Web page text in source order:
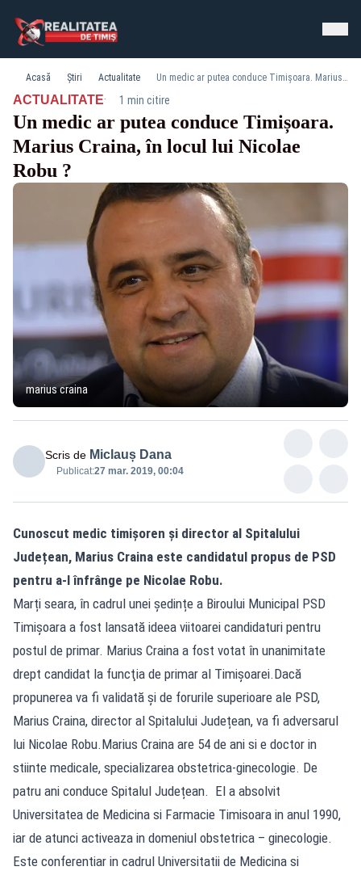
Acasă Știri Actualitate Un medic ar putea conduce Timișoara. Marius Craina, în locul lui Nicolae Robu ?
ACTUALITATE· 1 min citire
Un medic ar putea conduce Timișoara.
Marius Craina, în locul lui Nicolae
Robu ?
marius craina
Scris de Miclauș Dana
Publicat:27 mar. 2019, 00:04
Cunoscut medic timișoren și director al Spitalului
Județean, Marius Craina este candidatul propus de PSD
pentru a-l înfrânge pe Nicolae Robu.
Marți seara, în cadrul unei ședințe a Biroului Municipal PSD
Timișoara a fost lansată ideea viitoarei candidaturi pentru
postul de primar. Marius Craina a fost votat în unanimitate
drept candidat la funcţia de primar al Timișoarei.Dacă
propunerea va fi validată și de forurile superioare ale PSD,
Marius Craina, director al Spitalului Județean, va fi adversarul
lui Nicolae Robu.Marius Craina are 54 de ani si e doctor in
stiinte medicale, specializarea obstetrica-ginecologie. De
patru ani conduce Spitalul Județean. El a absolvit
Universitatea de Medicina si Farmacie Timisoara in anul 1990,
iar de atunci activeaza in domeniul obstetrica – ginecologie.
Este conferentiar in cadrul Universitatii de Medicina si